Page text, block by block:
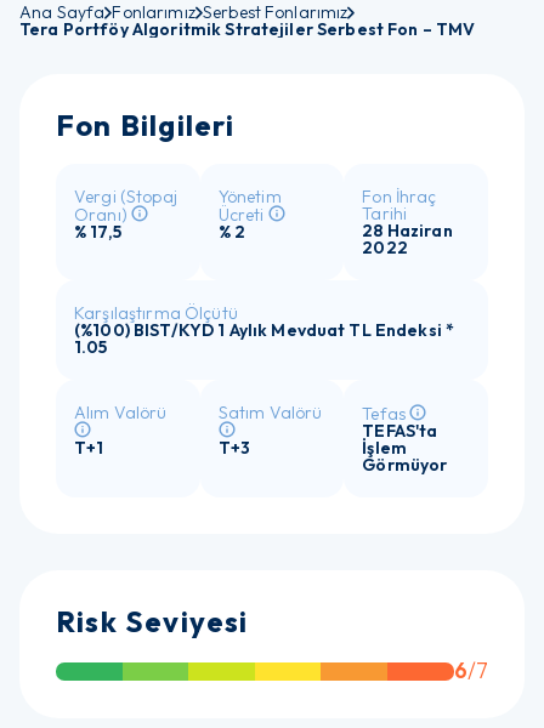
Ana Sayfa Fonlarımız Serbest Fonlarımız
Tera Portföy Algoritmik Stratejiler Serbest Fon – TMV
Fon Bilgileri
Vergi (Stopaj
Oranı)
% 17,5
Yönetim
Ücreti
% 2
Fon İhraç
Tarihi
28 Haziran
2022
Karşılaştırma Ölçütü
(%100) BIST/KYD 1 Aylık Mevduat TL Endeksi *
1.05
Alım Valörü
T+1
Satım Valörü
T+3
Tefas
TEFAS'ta
İşlem
Görmüyor
Risk Seviyesi
6/7